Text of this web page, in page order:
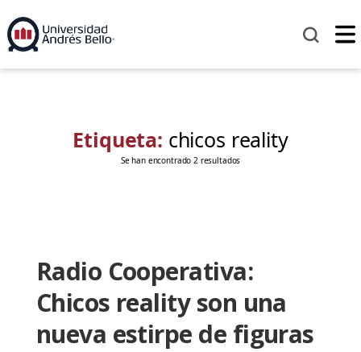
Etiqueta: chicos reality
Se han encontrado 2 resultados
Radio Cooperativa:
Chicos reality son una
nueva estirpe de figuras